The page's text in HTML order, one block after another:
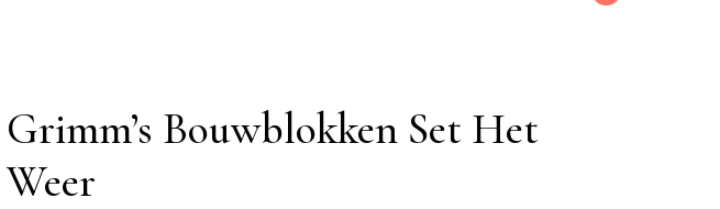
Grimm’s Bouwblokken Set Het
Weer